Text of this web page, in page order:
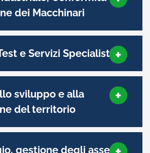
dei Macchinari
e Servizi Specialistici
sviluppo e alla
del territorio
gestione degli asset e